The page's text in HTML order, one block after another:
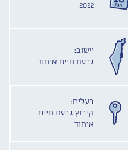
2022
יישוב:
גבעת חיים איחוד
בעלים:
קיבוץ גבעת חיים
איחוד